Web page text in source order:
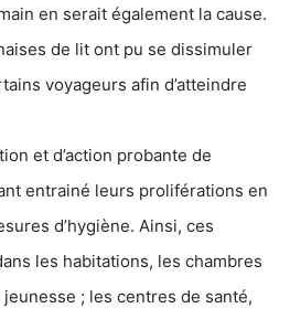
en serait également la cause.
de lit ont pu se dissimuler
voyageurs afin d’atteindre
et d’action probante de
entrainé leurs proliférations en
d’hygiène. Ainsi, ces
les habitations, les chambres
; les centres de santé,